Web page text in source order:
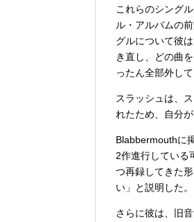
これらのシング
ル・アルバムの
グルについて彼
き直し、どの曲
ったん全部外し
スラッシュは、
れたため、自分
Blabbermouthに
2作進行している
つ再録してきた
い」と説明した。
さらに彼は、旧